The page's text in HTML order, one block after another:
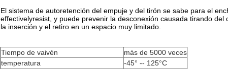
El sistema de autoretención del empuje y del tirón se sabe para el
effectivelyresist, y puede prevenir la desconexión causada tirando
la inserción y el retiro en un espacio muy limitado.
Tiempo de vaivén
más de 5000 veces
temperatura
-45° -- 125°C